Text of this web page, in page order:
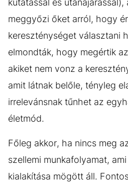
meggyőzi őket arról, hogy
kereszténységet választani
elmondták, hogy megértik
akiket nem vonz a
amit látnak belőle, tényleg
irrelevánsnak tűnhet az
életmód.
Főleg akkor, ha nincs meg
szellemi munkafolyamat,
kialakítása mögött áll.